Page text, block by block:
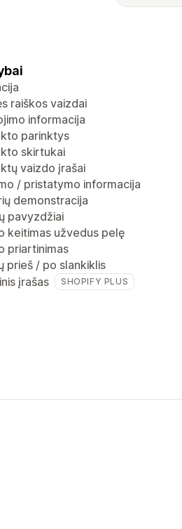
raiškos vaizdai
informacija
parinktys
skirtukai
vaizdo įrašai
/ pristatymo informacija
demonstracija
pavyzdžiai
keitimas užvedus pelę
priartinimas
prieš / po slankiklis
įrašas
SHOPIFY PLUS